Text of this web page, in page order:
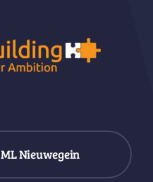
Nieuwegein